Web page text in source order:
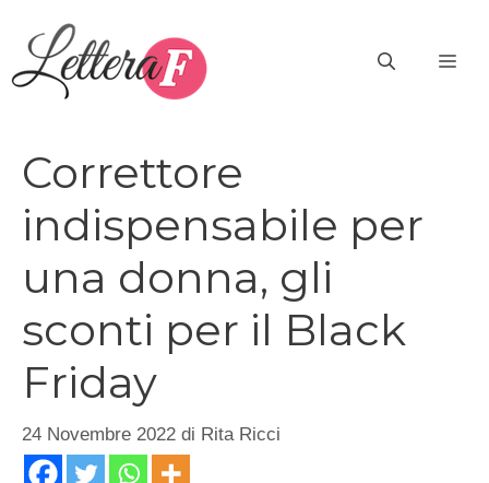
contenuto
Correttore
indispensabile per
una donna, gli
sconti per il Black
Friday
24 Novembre 2022 di Rita Ricci